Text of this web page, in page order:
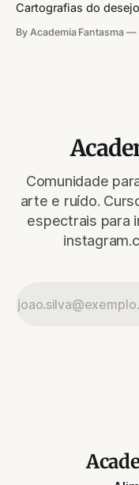
Cartografias do
micropolítica e
By Academia Fantasma
Comunidade
arte e ruído.
espectrais para